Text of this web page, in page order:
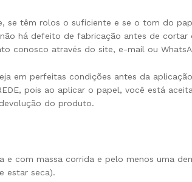
se têm rolos o suficiente e se o tom do
há defeito de fabricação antes de cortar
conosco através do site, e-mail ou
em perfeitas condições antes da
pois ao aplicar o papel, você está
do produto.
e com massa corrida e pelo menos uma
estar seca).